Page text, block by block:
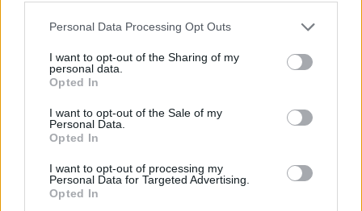
Please note that this website/app uses one or more Google
not limited to your visit or usage behaviour. You may click to
grant or deny consent to Google and its third-party tags to
use your data for below specified purposes in below Google
consent section.
Personal Data Processing Opt Outs
I want to opt-out of the Sharing of my
personal data.
Opted In
I want to opt-out of the Sale of my
Personal Data.
Opted In
I want to opt-out of processing my
Personal Data for Targeted Advertising.
Opted In